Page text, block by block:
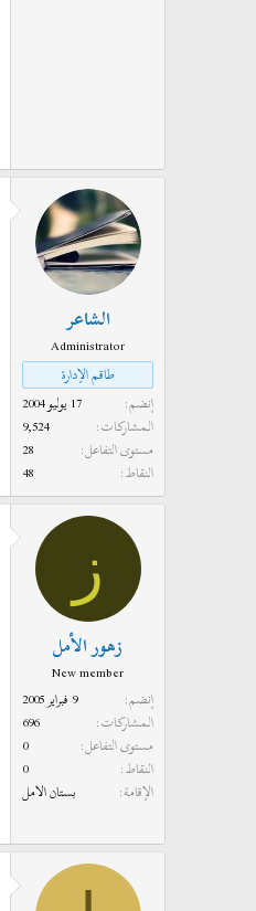
الشاعر
Administrator
طاقم الإدارة
إنضم
17 يوليو 2004
المشاركات
9,524
مستوى التفاعل
28
النقاط
48
ز
زهور الأمل
New member
إنضم
9 فبراير 2005
المشاركات
696
مستوى التفاعل
0
النقاط
0
الإقامة
بستان الامل